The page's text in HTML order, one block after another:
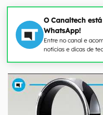
O Canaltech
WhatsApp!
Entre no canal e
notícias e dicas de